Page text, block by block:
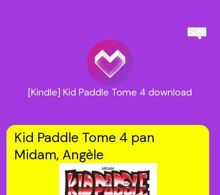
[Kindle] Kid Paddle Tome 4 download
Kid Paddle Tome 4 pan
Midam, Angèle